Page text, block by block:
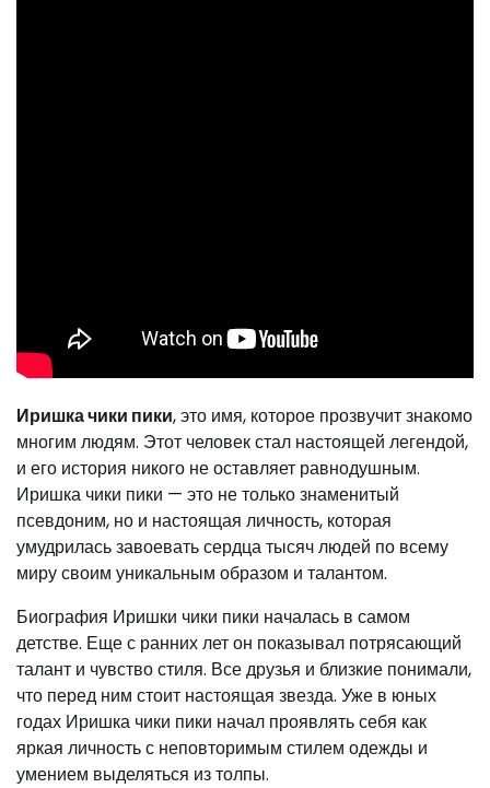
Иришка чики пики, это имя, которое прозвучит знакомо
многим людям. Этот человек стал настоящей легендой,
и его история никого не оставляет равнодушным.
Иришка чики пики — это не только знаменитый
псевдоним, но и настоящая личность, которая
умудрилась завоевать сердца тысяч людей по всему
миру своим уникальным образом и талантом.
Биография Иришки чики пики началась в самом
детстве. Еще с ранних лет он показывал потрясающий
талант и чувство стиля. Все друзья и близкие понимали,
что перед ним стоит настоящая звезда. Уже в юных
годах Иришка чики пики начал проявлять себя как
яркая личность с неповторимым стилем одежды и
умением выделяться из толпы.